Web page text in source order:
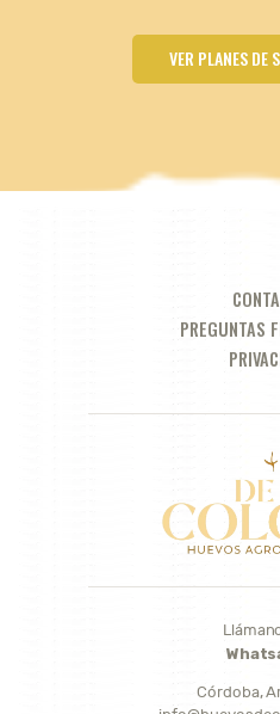
VER PLANES DE
PREGUNTAS
Córdoba,